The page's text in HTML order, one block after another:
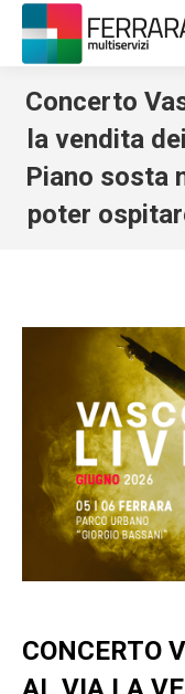
Concerto
la vendita
Piano sosta
poter
CONCERTO